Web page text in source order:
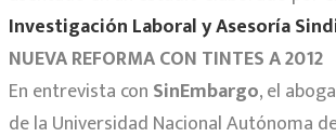
Investigación Laboral y Asesoría
NUEVA REFORMA CON TINTES A 2012
En entrevista con SinEmbargo, el
de la Universidad Nacional Autónoma